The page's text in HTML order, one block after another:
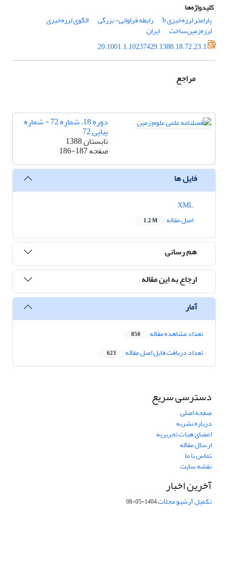
کلیدواژه‌ها
پارامتر لرزه‌خیزی b
رابطه فراوانی- بزرگی الگوی لرزه‌خیزی
لرزه‌زمین‌ساخت
ایران
20.1001.1.10237429.1388.18.72.23.1
مراجع
دوره 18، شماره 72 - شماره
پیاپی 72
تابستان 1388
صفحه186-187
فایل ها
اصل مقاله
1.2 M
هم رسانی
ارجاع به این مقاله
آمار
تعداد مشاهده مقاله 850
تعداد دریافت فایل اصل مقاله 623
دسترسی سریع
صفحه اصلی
درباره نشریه
اعضای هیات تحریریه
ارسال مقاله
تماس با ما
نقشه سایت
آخرین اخبار
تکمیل آرشیو مجلات1404-05-08